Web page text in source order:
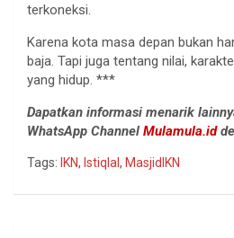
terkoneksi.
Karena kota masa depan bukan
baja. Tapi juga tentang nilai,
yang hidup. ***
Dapatkan informasi menarik
WhatsApp Channel Mulamula.id
Tags: IKN, Istiqlal , MasjidIKN